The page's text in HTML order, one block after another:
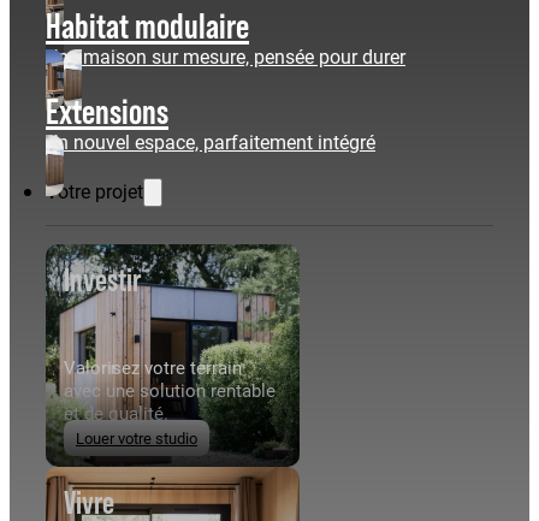
Habitat modulaire
Une maison sur mesure, pensée pour durer
Extensions
Un nouvel espace, parfaitement intégré
Votre projet
Investir
Valorisez votre terrain
avec une solution rentable
et de qualité.
Louer votre studio
Vivre